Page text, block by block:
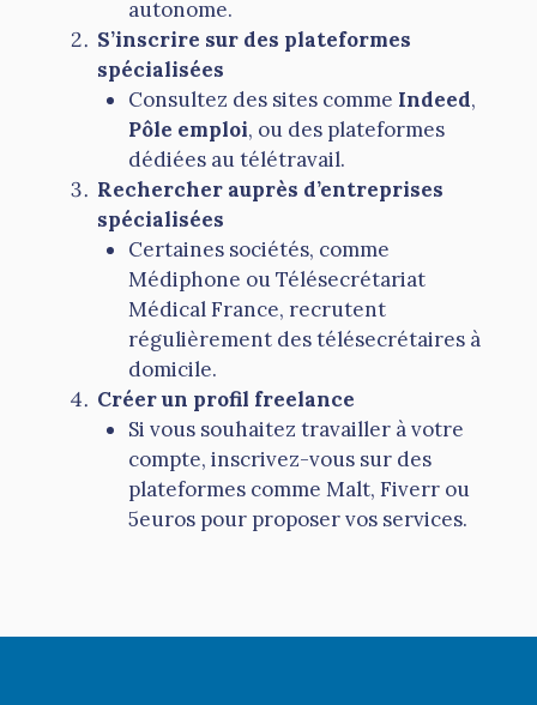
autonome.
S’inscrire sur des plateformes
spécialisées
Consultez des sites comme Indeed,
Pôle emploi, ou des plateformes
dédiées au télétravail.
Rechercher auprès d’entreprises
spécialisées
Certaines sociétés, comme
Médiphone ou Télésecrétariat
Médical France, recrutent
régulièrement des télésecrétaires à
domicile.
Créer un profil freelance
Si vous souhaitez travailler à votre
compte, inscrivez-vous sur des
plateformes comme Malt, Fiverr ou
5euros pour proposer vos services.